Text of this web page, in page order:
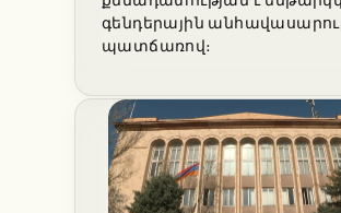
գենդերային
պատճառով։